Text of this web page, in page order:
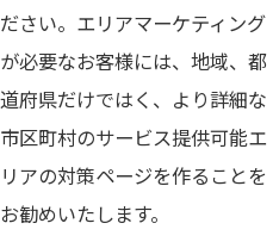
ださい。エリアマーケティング
が必要なお客様には、地域、都
道府県だけではく、より詳細な
市区町村のサービス提供可能エ
リアの対策ページを作ることを
お勧めいたします。